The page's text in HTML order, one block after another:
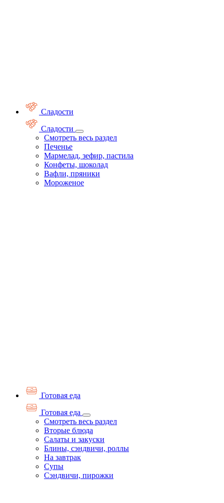
Сладости
Сладости
Смотреть весь раздел
Печенье
Мармелад, зефир, пастила
Конфеты, шоколад
Вафли, пряники
Мороженое
Готовая еда
Готовая еда
Смотреть весь раздел
Вторые блюда
Салаты и закуски
Блины, сэндвичи, роллы
На завтрак
Супы
Сэндвичи, пирожки